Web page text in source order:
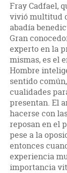
Fray Cadfael,
vivió multitud
abadía
Gran
experto en la
mismas, es el
Hombre
sentido
cualidades
presentan. El
hacerse con
reposan en el
pese a la
entonces
experiencia
importancia